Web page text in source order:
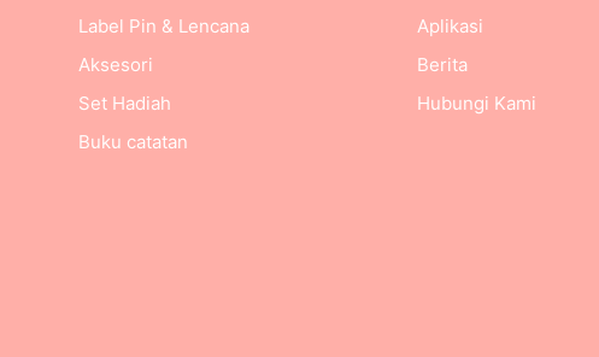
Label Pin & Lencana
Aksesori
Set Hadiah
Buku catatan
Aplikasi
Berita
Hubungi Kami